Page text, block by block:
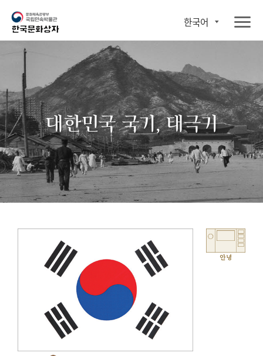
한국어
대한민국 국기, 태극기
안녕